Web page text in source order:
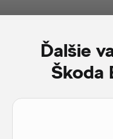
Ďalšie
Škoda